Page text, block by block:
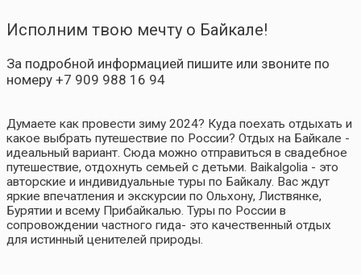
Исполним твою мечту о Байкале!
За подробной информацией пишите или звоните по
номеру +7 909 988 16 94
Думаете как провести зиму 2024? Куда поехать отдыхать и
какое выбрать путешествие по России? Отдых на Байкале -
идеальный вариант. Сюда можно отправиться в свадебное
путешествие, отдохнуть семьей с детьми. Baikalgolia - это
авторские и индивидуальные туры по Байкалу. Вас ждут
яркие впечатления и экскурсии по Ольхону, Листвянке,
Бурятии и всему Прибайкалью. Туры по России в
сопровождении частного гида- это качественный отдых
для истинный ценителей природы.